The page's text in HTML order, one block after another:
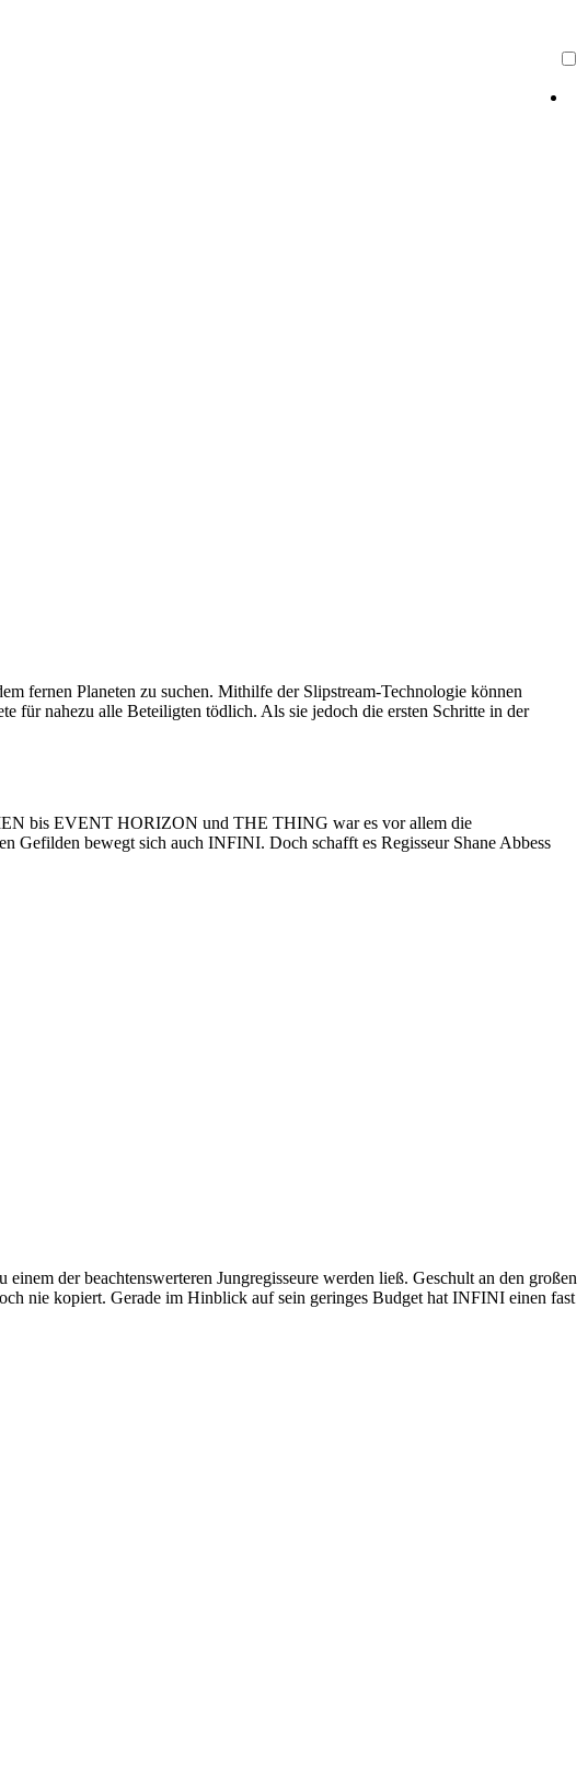
fernen Planeten zu suchen. Mithilfe der Slipstream-Technologie können
für nahezu alle Beteiligten tödlich. Als sie jedoch die ersten Schritte in der
bis EVENT HORIZON und THE THING war es vor allem die
Gefilden bewegt sich auch INFINI. Doch schafft es Regisseur Shane Abbess
der beachtenswerteren Jungregisseure werden ließ. Geschult an den großen
nie kopiert. Gerade im Hinblick auf sein geringes Budget hat INFINI einen fast